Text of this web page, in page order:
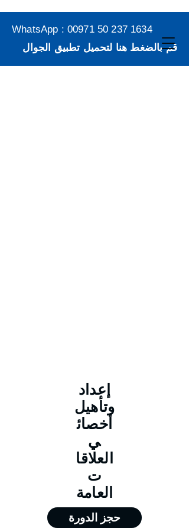
WhatsApp : 00971 50 237 1634
قم بالضغط هنا لتحميل تطبيق الجوال
إعداد
وتأهيل
أخصائ
ي
العلاقا
ت
العامة
حجز الدورة